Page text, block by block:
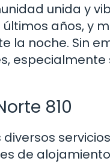
unida y
años, y
la noche. Sin
especialmente
810
diversos
de